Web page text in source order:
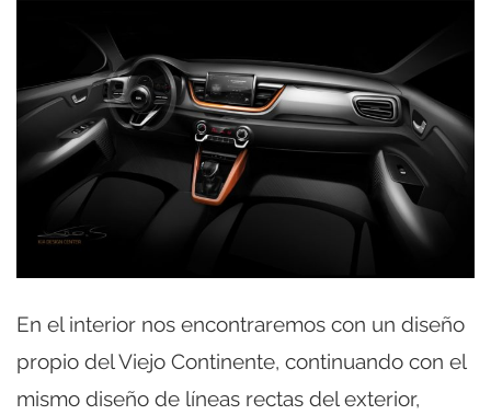
En el interior nos encontraremos con un diseño
propio del Viejo Continente, continuando con el
mismo diseño de líneas rectas del exterior,